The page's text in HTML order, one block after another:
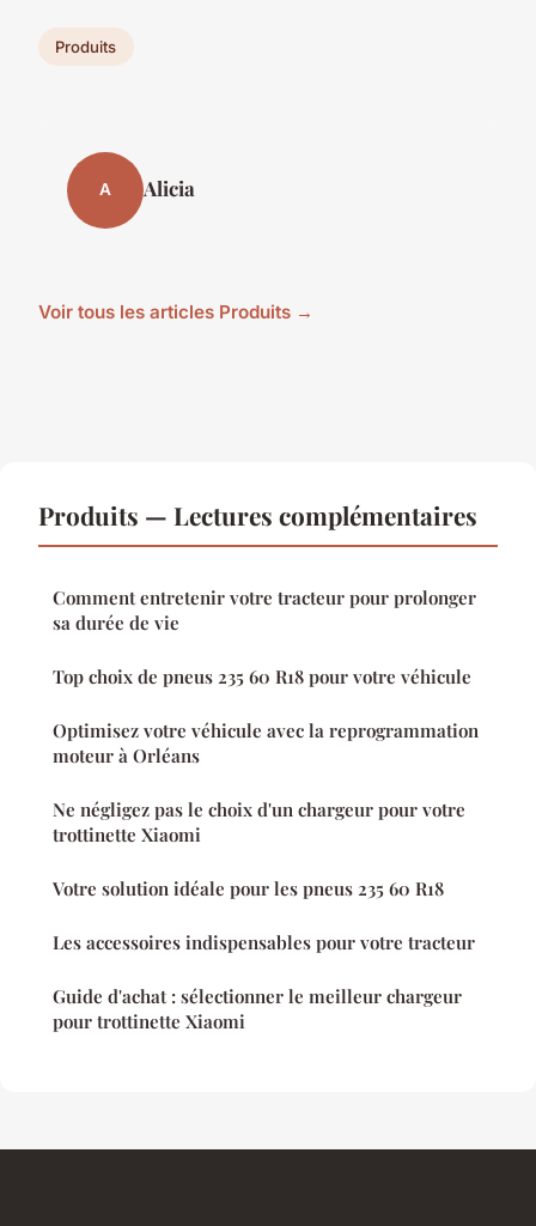
Produits
A Alicia
Voir tous les articles Produits →
Produits — Lectures complémentaires
Comment entretenir votre tracteur pour prolonger
sa durée de vie
Top choix de pneus 235 60 R18 pour votre véhicule
Optimisez votre véhicule avec la reprogrammation
moteur à Orléans
Ne négligez pas le choix d'un chargeur pour votre
trottinette Xiaomi
Votre solution idéale pour les pneus 235 60 R18
Les accessoires indispensables pour votre tracteur
Guide d'achat : sélectionner le meilleur chargeur
pour trottinette Xiaomi